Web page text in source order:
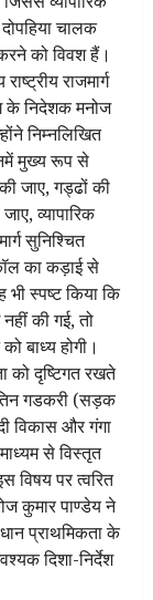
चालक
को विवश हैं।
राजमार्ग
के निदेशक मनोज
निम्नलिखित
मुख्य रूप से
जाए, गड्ढों की
व्यापारिक
सुनिश्चित
का कड़ाई से
स्पष्ट किया कि
नहीं की गई, तो
बाध्य होगी।
को दृष्टिगत रखते
गडकरी (सड़क
विकास और गंगा
से विस्तृत
विषय पर त्वरित
कुमार पाण्डेय ने
प्राथमिकता के
दिशा-निर्देश